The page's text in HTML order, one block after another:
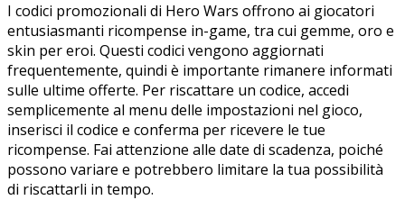
I codici promozionali di Hero Wars offrono ai giocatori
entusiasmanti ricompense in-game, tra cui gemme, oro e
skin per eroi. Questi codici vengono aggiornati
frequentemente, quindi è importante rimanere informati
sulle ultime offerte. Per riscattare un codice, accedi
semplicemente al menu delle impostazioni nel gioco,
inserisci il codice e conferma per ricevere le tue
ricompense. Fai attenzione alle date di scadenza, poiché
possono variare e potrebbero limitare la tua possibilità
di riscattarli in tempo.